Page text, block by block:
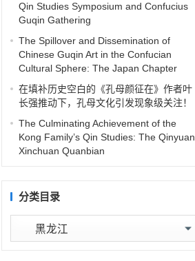
Qin Studies Symposium and Confucius
Guqin Gathering
The Spillover and Dissemination of
Chinese Guqin Art in the Confucian
Cultural Sphere: The Japan Chapter
在填补历史空白的《孔母颜征在》作者叶
长强推动下，孔母文化引发现象级关注！
The Culminating Achievement of the
Kong Family’s Qin Studies: The Qinyuan
Xinchuan Quanbian
分类目录
类